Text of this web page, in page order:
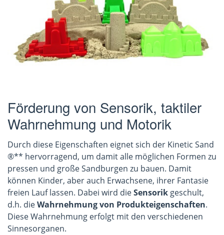
Förderung von Sensorik, taktiler
Wahrnehmung und Motorik
Durch diese Eigenschaften eignet sich der Kinetic Sand
®** hervorragend, um damit alle möglichen Formen zu
pressen und große Sandburgen zu bauen. Damit
können Kinder, aber auch Erwachsene, ihrer Fantasie
freien Lauf lassen. Dabei wird dieSensorik geschult,
d.h. dieWahrnehmung von Produkteigenschaften.
Diese Wahrnehmung erfolgt mit den verschiedenen
Sinnesorganen.